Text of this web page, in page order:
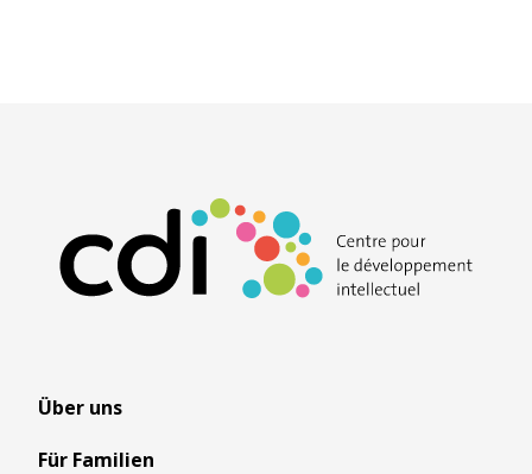
Über uns
Für Familien